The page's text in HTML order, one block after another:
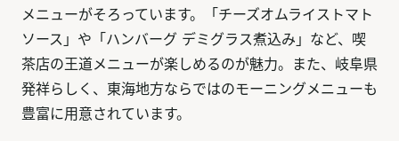
メニューがそろっています。「チーズオムライストマト
ソース」や「ハンバーグ デミグラス煮込み」など、喫
茶店の王道メニューが楽しめるのが魅力。また、岐阜県
発祥らしく、東海地方ならではのモーニングメニューも
豊富に用意されています。